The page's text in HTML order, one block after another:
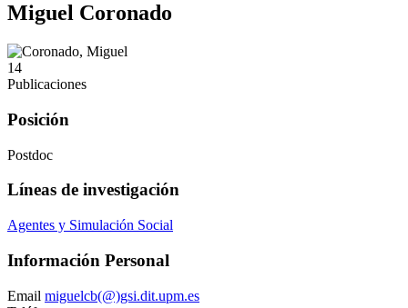
Miguel Coronado
14
Publicaciones
Posición
Postdoc
Líneas de investigación
Agentes y Simulación Social
Información Personal
Email miguelcb(@)gsi.dit.upm.es